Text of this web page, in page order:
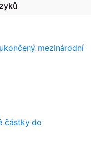
mezinárodní
částky do